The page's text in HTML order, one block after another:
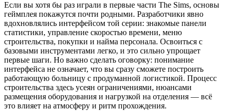
Если вы хотя бы раз играли в первые части The Sims, основы
геймплея покажутся почти родными. Разработчики явно
вдохновлялись интерфейсом той серии: знакомые панели
статистики, управление скоростью времени, меню
строительства, покупки и найма персонала. Освоиться с
базовыми инструментами легко, и это сильно упрощает
первые шаги. Но важно сделать оговорку: понимание
интерфейса не означает, что вы сразу сможете построить
работающую больницу с продуманной логистикой. Процесс
строительства здесь усеян ограничениями, нюансами
размещения оборудования и нагрузкой на отделения — всё
это влияет на атмосферу и ритм прохождения.